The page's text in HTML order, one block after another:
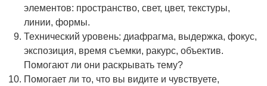
элементов: пространство, свет, цвет, текстуры,
линии, формы.
Технический уровень: диафрагма, выдержка, фокус,
экспозиция, время съемки, ракурс, объектив.
Помогают ли они раскрывать тему?
Помогает ли то, что вы видите и чувствуете,